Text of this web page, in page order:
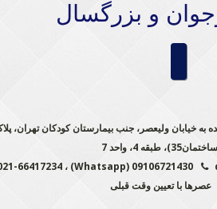
و بزرگسال
خیابان ولیعصر، جنب بیمارستان کودکان تهران، پلاک
09106721430 (Whatsapp) ، 021-66417234
با تعیین وقت قبلی